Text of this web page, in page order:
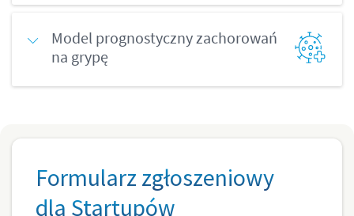
Model prognostyczny zachorowań
na grypę